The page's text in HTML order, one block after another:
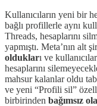
Kullanıcıların yeni bir
bağlı profillerle aynı
Threads, hesaplarını
yapmıştı. Meta’nın alt
oldukları ve
hesaplarını
mahsur kalanlar oldu
ve yeni “Profili sil”
birbirinden bağımsız